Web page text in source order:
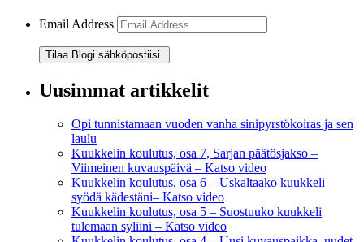
Email Address
Tilaa Blogi sähköpostiisi.
Uusimmat artikkelit
Opi tunnistamaan vuoden vanha sinipyrstökoiras ja sen
laulu
Kuukkelin koulutus, osa 7, Sarjan päätösjakso –
Viimeinen kuvauspäivä – Katso video
Kuukkelin koulutus, osa 6 – Uskaltaako kuukkeli
syödä kädestäni– Katso video
Kuukkelin koulutus, osa 5 – Suostuuko kuukkeli
tulemaan syliini – Katso video